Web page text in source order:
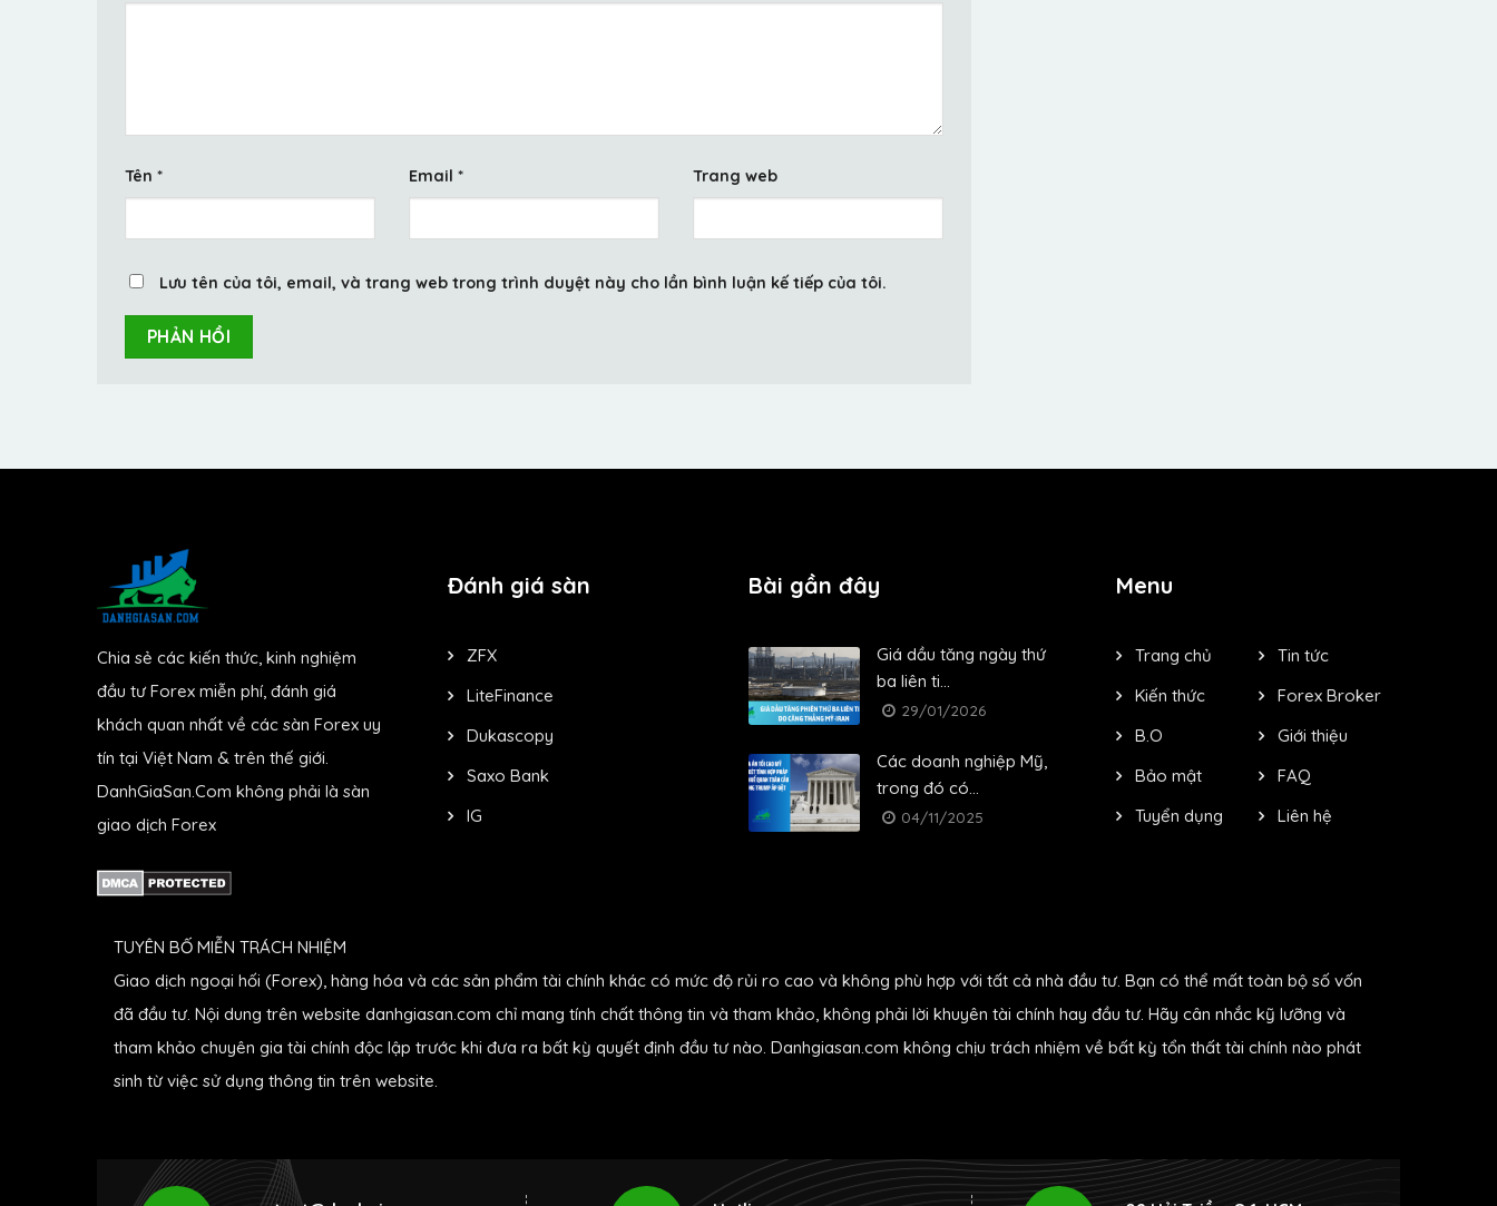
Tên * Email * Trang web
Lưu tên của tôi, email, và trang web trong trình duyệt này cho lần bình luận kế tiếp của tôi.
Chia sẻ các kiến thức, kinh nghiệm
đầu tư Forex miễn phí, đánh giá
khách quan nhất về các sàn Forex uy
tín tại Việt Nam & trên thế giới.
DanhGiaSan.Com không phải là sàn
giao dịch Forex
Đánh giá sàn
ZFX
LiteFinance
Dukascopy
Saxo Bank
IG
Bài gần đây
Giá dầu tăng ngày thứ
ba liên ti...
29/01/2026
Các doanh nghiệp Mỹ,
trong đó có...
04/11/2025
Menu
Trang chủ
Tin tức
Kiến thức
Forex Broker
B.O
Giới thiệu
Bảo mật
FAQ
Tuyển dụng
Liên hệ
TUYÊN BỐ MIỄN TRÁCH NHIỆM
Giao dịch ngoại hối (Forex), hàng hóa và các sản phẩm tài chính khác có mức độ rủi ro cao và không phù hợp với tất cả nhà đầu tư. Bạn có thể mất toàn bộ số vốn
đã đầu tư. Nội dung trên website danhgiasan.com chỉ mang tính chất thông tin và tham khảo, không phải lời khuyên tài chính hay đầu tư. Hãy cân nhắc kỹ lưỡng và
tham khảo chuyên gia tài chính độc lập trước khi đưa ra bất kỳ quyết định đầu tư nào. Danhgiasan.com không chịu trách nhiệm về bất kỳ tổn thất tài chính nào phát
sinh từ việc sử dụng thông tin trên website.